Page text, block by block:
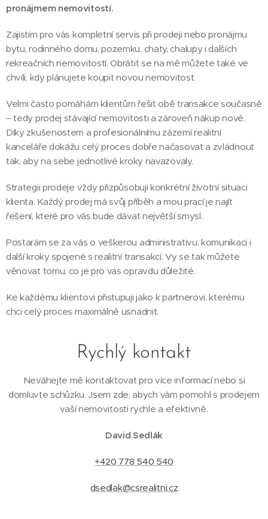
pronájmem nemovitostí.
Zajistím pro vás kompletní servis při prodeji nebo pronájmu
bytu, rodinného domu, pozemku, chaty, chalupy i dalších
rekreačních nemovitostí. Obrátit se na mě můžete také ve
chvíli, kdy plánujete koupit novou nemovitost.
Velmi často pomáhám klientům řešit obě transakce současně
– tedy prodej stávající nemovitosti a zároveň nákup nové.
Díky zkušenostem a profesionálnímu zázemí realitní
kanceláře dokážu celý proces dobře načasovat a zvládnout
tak, aby na sebe jednotlivé kroky navazovaly.
Strategii prodeje vždy přizpůsobuji konkrétní životní situaci
klienta. Každý prodej má svůj příběh a mou prací je najít
řešení, které pro vás bude dávat největší smysl.
Postarám se za vás o veškerou administrativu, komunikaci i
další kroky spojené s realitní transakcí. Vy se tak můžete
věnovat tomu, co je pro vás opravdu důležité.
Ke každému klientovi přistupuji jako k partnerovi, kterému
chci celý proces maximálně usnadnit.
Rychlý kontakt
Neváhejte mě kontaktovat pro více informací nebo si
domluvte schůzku. Jsem zde, abych vám pomohl s prodejem
vaší nemovitosti rychle a efektivně.
David Sedlák
+420 778 540 540
dsedlak@csrealitni.cz